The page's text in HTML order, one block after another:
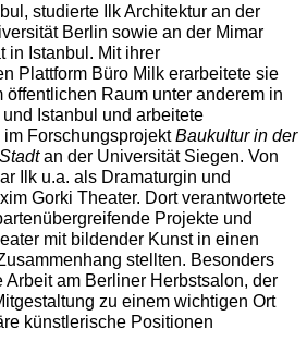
studierte Ilk Architektur an der
Berlin sowie an der Mimar
in Istanbul. Mit ihrer
Plattform Büro Milk erarbeitete sie
öffentlichen Raum unter anderem in
Istanbul und arbeitete
ForschungsprojektBaukultur in der
an der Universität Siegen. Von
Ilk u.a. als Dramaturgin und
Gorki Theater. Dort verantwortete
Projekte und
mit bildender Kunst in einen
stellten. Besonders
Arbeit am Berliner Herbstsalon, der
zu einem wichtigen Ort
künstlerische Positionen